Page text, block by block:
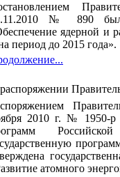
№ 890
ядерной и
период до 2015 года».
2010 г. № 1950-р
атомного